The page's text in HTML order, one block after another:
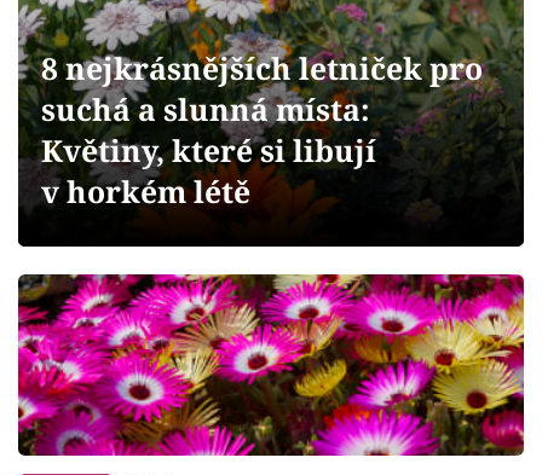
Přihlášení
Sledujte nás
8 nejkrásnějších letniček pro
suchá a slunná místa:
Květiny, které si libují
v horkém létě